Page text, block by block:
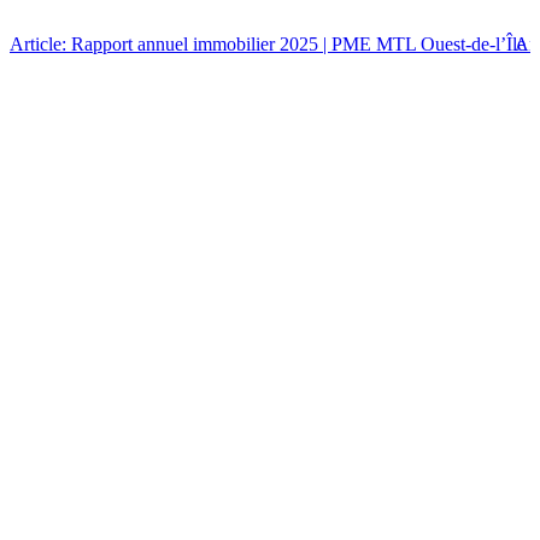
Article: Rapport annuel immobilier 2025 | PME MTL Ouest-de-l’Île